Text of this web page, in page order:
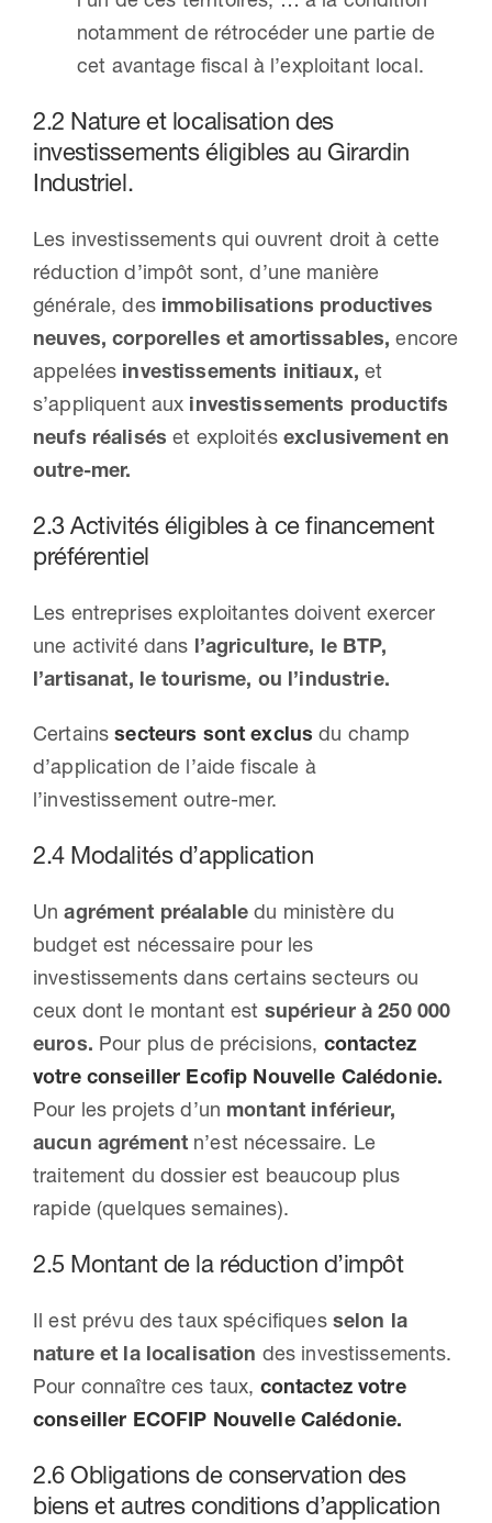
notamment de rétrocéder une partie de
cet avantage fiscal à l’exploitant local.
2.2 Nature et localisation des
investissements éligibles au Girardin
Industriel.
Les investissements qui ouvrent droit à cette
réduction d’impôt sont, d’une manière
générale, des immobilisations productives
neuves, corporelles et amortissables, encore
appelées investissements initiaux, et
s’appliquent aux investissements productifs
neufs réalisés et exploitésexclusivement en
outre-mer.
2.3 Activités éligibles à ce financement
préférentiel
Les entreprises exploitantes doivent exercer
une activité dans l’agriculture, le BTP,
l’artisanat, le tourisme, ou l’industrie.
Certainssecteurs sont exclusdu champ
d’application de l’aide fiscale à
l’investissement outre-mer.
2.4 Modalités d’application
Unagrément préalable du ministère du
budget est nécessaire pour les
investissements dans certains secteurs ou
ceux dont le montant est supérieur à 250 000
euros. Pour plus de précisions, contactez
votre conseiller Ecofip Nouvelle Calédonie.
Pour les projets d’un montant inférieur,
aucun agrément n’est nécessaire. Le
traitement du dossier est beaucoup plus
rapide (quelques semaines).
2.5 Montant de la réduction d’impôt
Il est prévu des taux spécifiques selon la
nature et la localisation des investissements.
Pour connaître ces taux, contactez votre
conseiller ECOFIP Nouvelle Calédonie.
2.6 Obligations de conservation des
biens et autres conditions d’application